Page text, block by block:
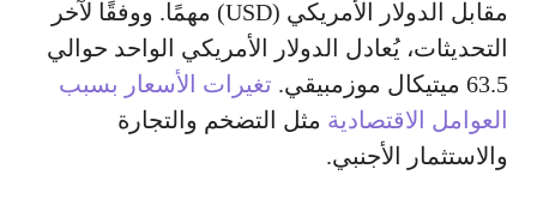
مقابل الدولار الأمريكي (USD) مهمًا. ووفقًا لآخر
التحديثات، يُعادل الدولار الأمريكي الواحد حوالي
63.5 ميتيكال موزمبيقي.
تغيرات الأسعار بسبب
العوامل الاقتصادية مثل التضخم والتجارة
والاستثمار الأجنبي.